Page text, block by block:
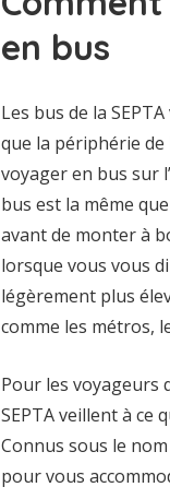
en bus
Les bus de la
que la périphérie de
voyager en bus sur
bus est la même
avant de monter à
lorsque vous vous
légèrement plus
comme les métros,
Pour les voyageurs
SEPTA veillent à ce
Connus sous le
pour vous